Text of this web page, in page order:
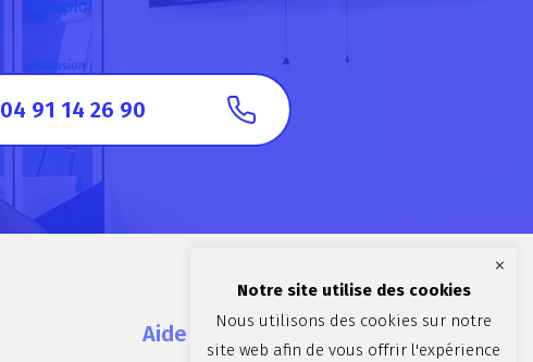
04 91 14 26 90
Aide et contact
Notre site utilise des cookies
Nous utilisons des cookies sur notre
site web afin de vous offrir l'expérience
×